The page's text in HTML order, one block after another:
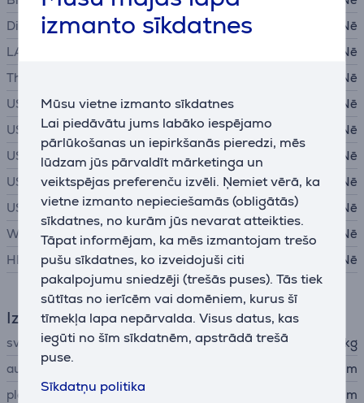
izmanto sīkdatnes
Mūsu vietne izmanto sīkdatnes
Lai piedāvātu jums labāko iespējamo
pārlūkošanas un iepirkšanās pieredzi, mēs
lūdzam jūs pārvaldīt mārketinga un
veiktspējas preferenču izvēli. Ņemiet vērā, ka
vietne izmanto nepieciešamās (obligātās)
sīkdatnes, no kurām jūs nevarat atteikties.
Tāpat informējam, ka mēs izmantojam trešo
pušu sīkdatnes, ko izveidojuši citi
pakalpojumu sniedzēji (trešās puses). Tās tiek
sūtītas no ierīcēm vai domēniem, kurus šī
tīmekļa lapa nepārvalda. Visus datus, kas
iegūti no šīm sīkdatnēm, apstrādā trešā
puse.
Sīkdatņu politika
DisplayPort
Nē
LAN (tīkla interfeis, RJ45)
Nē
Thunderbolt
Nē
USB-A 2.0
Nē
USB-A 3.0
Nē
USB-A 3.1
Nē
USB-A 3.2
Nē
USB-C
Nē
WiFi
Nē
HDMI
Nē
Izmēri
svars
1,065 kg
augstums
25,5 cm
platums
28 cm